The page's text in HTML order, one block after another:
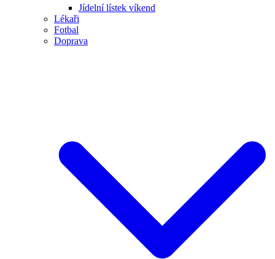
Jídelní lístek víkend
Lékaři
Fotbal
Doprava